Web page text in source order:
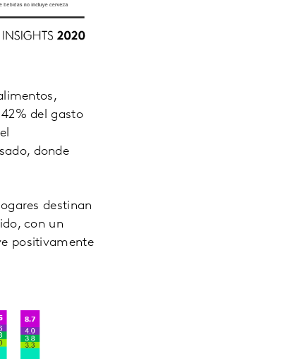
del gasto
donde
destinan
con un
positivamente